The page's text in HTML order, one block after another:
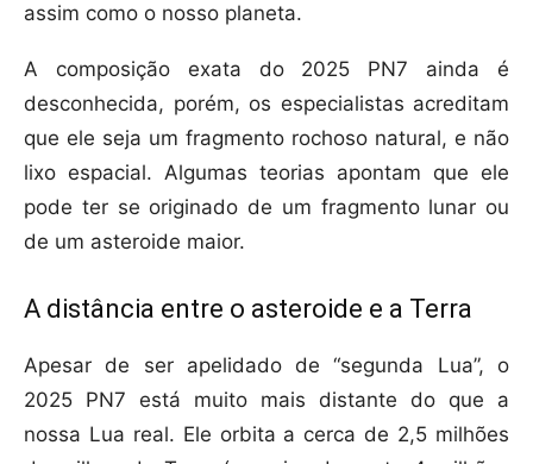
assim como o nosso planeta.
A composição exata do 2025 PN7 ainda é
desconhecida, porém, os especialistas acreditam
que ele seja um fragmento rochoso natural, e não
lixo espacial. Algumas teorias apontam que ele
pode ter se originado de um fragmento lunar ou
de um asteroide maior.
A distância entre o asteroide e a Terra
Apesar de ser apelidado de “segunda Lua”, o
2025 PN7 está muito mais distante do que a
nossa Lua real. Ele orbita a cerca de 2,5 milhões